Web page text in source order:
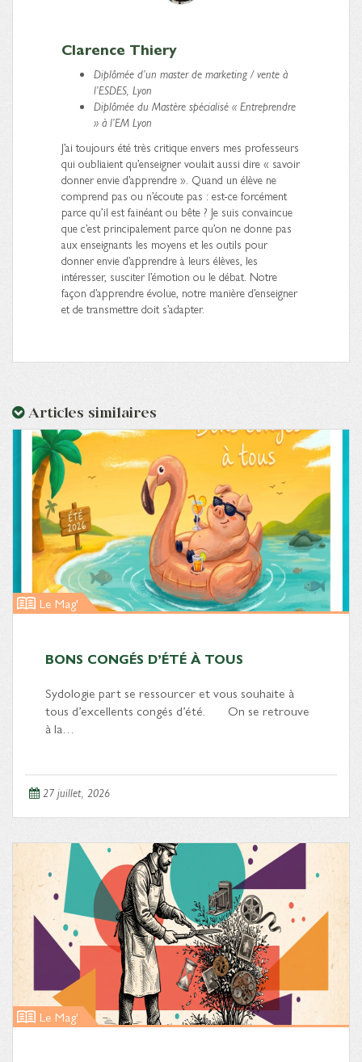
Clarence Thiery
Diplômée d’un master de marketing / vente à
l’ESDES, Lyon
Diplômée du Mastère spécialisé « Entreprendre
» à l’EM Lyon
J’ai toujours été très critique envers mes professeurs
qui oubliaient qu’enseigner voulait aussi dire « savoir
donner envie d’apprendre ». Quand un élève ne
comprend pas ou n’écoute pas : est-ce forcément
parce qu’il est fainéant ou bête ? Je suis convaincue
que c’est principalement parce qu’on ne donne pas
aux enseignants les moyens et les outils pour
donner envie d’apprendre à leurs élèves, les
intéresser, susciter l’émotion ou le débat. Notre
façon d’apprendre évolue, notre manière d’enseigner
et de transmettre doit s’adapter.
Articles similaires
Le Mag'
BONS CONGÉS D’ÉTÉ À TOUS
Sydologie part se ressourcer et vous souhaite à
tous d’excellents congés d’été. On se retrouve
à la…
27 juillet, 2026
Le Mag'